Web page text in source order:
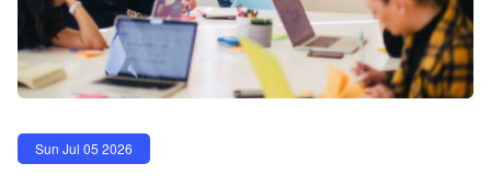
Sun Jul 05 2026